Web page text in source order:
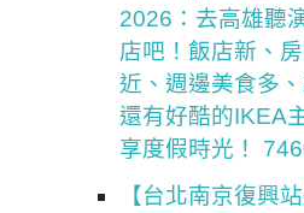
2026：去高雄聽
店吧！飯店新、
近、週邊美食多
還有好酷的IKEA
享度假時光！
【台北南京復興